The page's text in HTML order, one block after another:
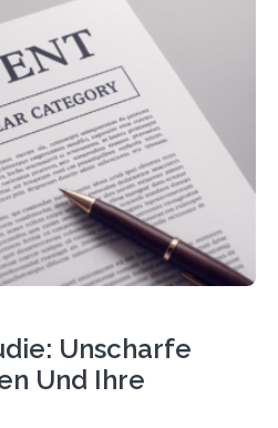
entscheidend
verlaufen und welche
Überzeugungen
aktuellen Studie der
Rahmen des
führt die
(Hochschule Bochum,
eine Online-Umfrage
Unscharfe
Und Ihre